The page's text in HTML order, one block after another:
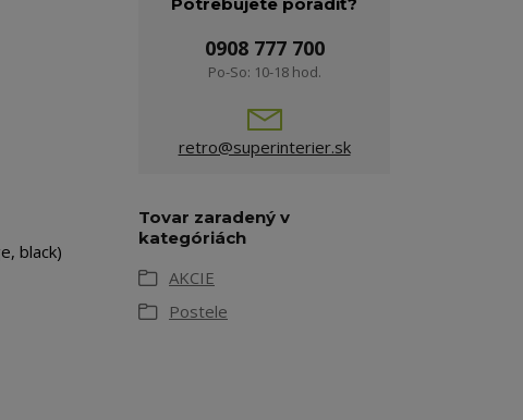
black)
0908 777 700
Po-So: 10-18 hod.
retro@superinterier.sk
Tovar zaradený v
kategóriách
AKCIE
Postele